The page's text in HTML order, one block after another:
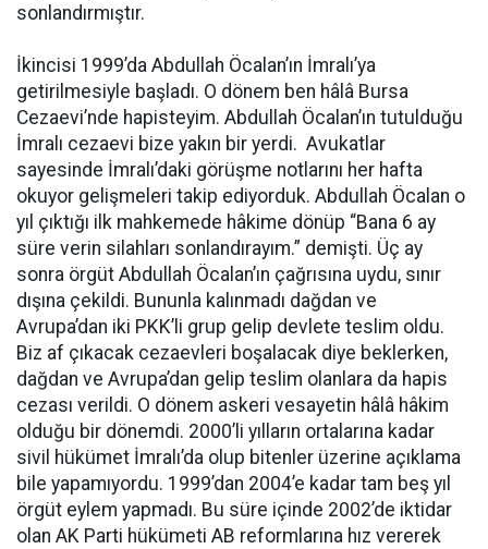
sonlandırmıştır.
İkincisi 1999’da Abdullah Öcalan’ın İmralı’ya
getirilmesiyle başladı. O dönem ben hâlâ Bursa
Cezaevi’nde hapisteyim. Abdullah Öcalan’ın tutulduğu
İmralı cezaevi bize yakın bir yerdi. Avukatlar
sayesinde İmralı’daki görüşme notlarını her hafta
okuyor gelişmeleri takip ediyorduk. Abdullah Öcalan o
yıl çıktığı ilk mahkemede hâkime dönüp “Bana 6 ay
süre verin silahları sonlandırayım.” demişti. Üç ay
sonra örgüt Abdullah Öcalan’ın çağrısına uydu, sınır
dışına çekildi. Bununla kalınmadı dağdan ve
Avrupa’dan iki PKK’li grup gelip devlete teslim oldu.
Biz af çıkacak cezaevleri boşalacak diye beklerken,
dağdan ve Avrupa’dan gelip teslim olanlara da hapis
cezası verildi. O dönem askeri vesayetin hâlâ hâkim
olduğu bir dönemdi. 2000’li yılların ortalarına kadar
sivil hükümet İmralı’da olup bitenler üzerine açıklama
bile yapamıyordu. 1999’dan 2004’e kadar tam beş yıl
örgüt eylem yapmadı. Bu süre içinde 2002’de iktidar
olan AK Parti hükümeti AB reformlarına hız vererek